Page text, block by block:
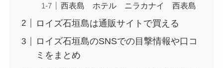
西表島 ホテル ニラカナイ 西表島
ロイズ石垣島は通販サイトで買える
ロイズ石垣島のSNSでの目撃情報や口コ
ミをまとめ